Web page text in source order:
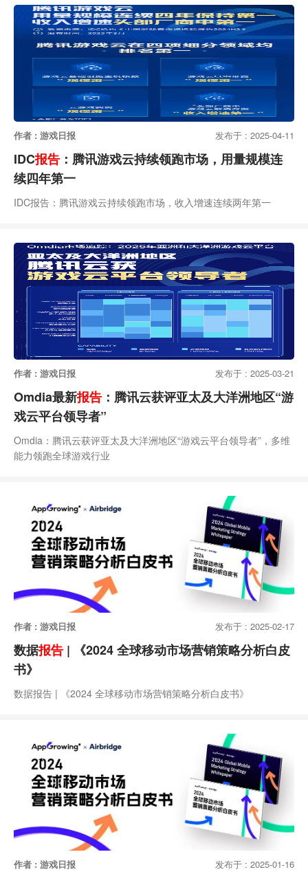
最大的群体，就连曾因国产射击游戏、二次元开放世界爆发丢掉
“单款收入最高”宝座的那个阶段，SLG也基本占据着出海收入
TOP10产品中的
作者 : 游戏日报 发布于 : 2025-04-11
IDC报告 ：腾讯游戏云持续领跑市场，用量规模连
续四年第一
IDC报告：腾讯游戏云持续领跑市场，收入增速连续两年第一
作者 : 游戏日报 发布于 : 2025-03-21
Omdia最新报告 ：腾讯云获评亚太及大洋洲地区“游
戏云平台领导者”
Omdia：腾讯云获评亚太及大洋洲地区“游戏云平台领导者”，多维
能力领跑全球游戏行业
作者 : 游戏日报 发布于 : 2025-02-17
数据报告 | 《2024 全球移动市场营销策略分析白皮
书》
数据报告 | 《2024 全球移动市场营销策略分析白皮书》
作者 : 游戏日报 发布于 : 2025-01-16